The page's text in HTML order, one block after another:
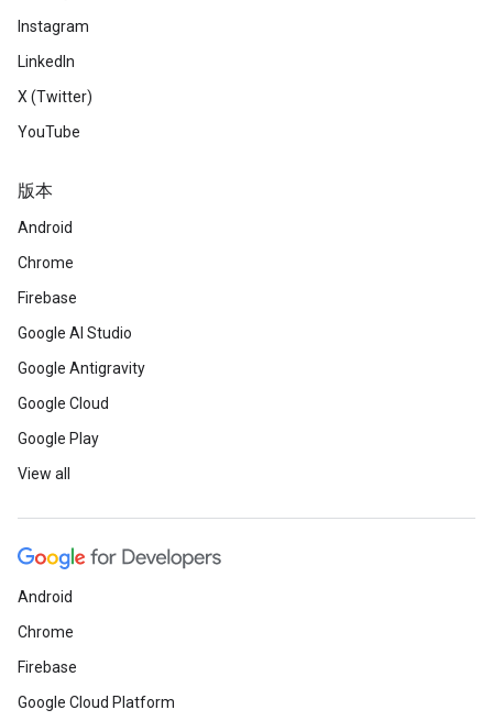
Instagram
LinkedIn
X (Twitter)
YouTube
版本
Android
Chrome
Firebase
Google AI Studio
Google Antigravity
Google Cloud
Google Play
View all
Android
Chrome
Firebase
Google Cloud Platform